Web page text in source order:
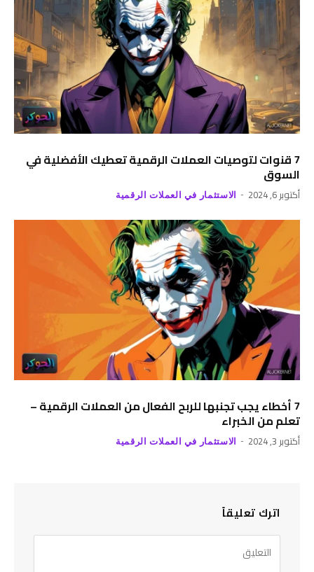
7 قنوات لتوصيات العملات الرقمية تعطيك الأفضلية في
السوق
أكتوبر 6, 2024 الاستثمار في العملات الرقمية
7 أخطاء يجب تجنبها للربح الفعال من العملات الرقمية –
تعلم من الخبراء
أكتوبر 3, 2024 الاستثمار في العملات الرقمية
اترك تعليقاً